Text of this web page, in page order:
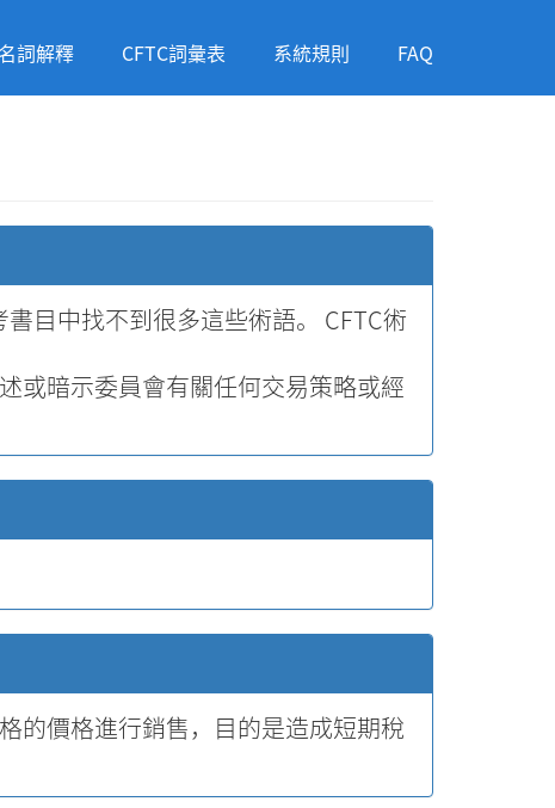
名詞解釋 CFTC詞彙表 系統規則 FAQ
目中找不到很多這些術語。 CFTC術
或暗示委員會有關任何交易策略或經
的價格進行銷售，目的是造成短期稅